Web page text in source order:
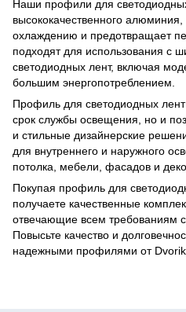
Наши профили для
высококачественного
охлаждению и предотвращает
подходят для использования с
светодиодных лент, включая
большим энергопотреблением.
Профиль для светодиодных
срок службы освещения, но и
и стильные дизайнерские
для внутреннего и наружного
потолка, мебели, фасадов и
Покупая профиль для
получаете качественные
отвечающие всем требованиям
Повысьте качество и
надежными профилями от Dvorik